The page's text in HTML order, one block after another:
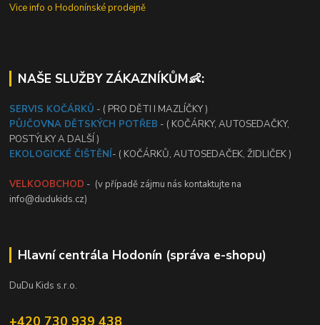
Vice info o Hodonínské prodejně
NAŠE SLUŽBY ZÁKAZNÍKŮM👶:
SERVIS KOČÁRKŮ - ( PRO DĚTI I MAZLÍČKY )
PŮJČOVNA DĚTSKÝCH POTŘEB - ( KOČÁRKY, AUTOSEDAČKY,
POSTÝLKY A DALŠÍ )
EKOLOGICKÉ ČIŠTĚNÍ- ( KOČÁRKŮ, AUTOSEDAČEK, ŽIDLIČEK )
VELKOOBCHOD - (v případě zájmu nás kontaktujte na
info@dudukids.cz)
Hlavní centrála Hodonín (správa e-shopu)
DuDu Kids s.r.o.
+420 730 939 438